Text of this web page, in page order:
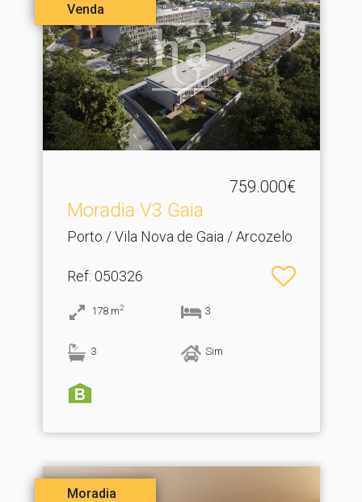
Venda
759.000€
Moradia V3 Gaia
Porto / Vila Nova de Gaia / Arcozelo
Ref: 050326
178 m2 3
3 Sim
Moradia